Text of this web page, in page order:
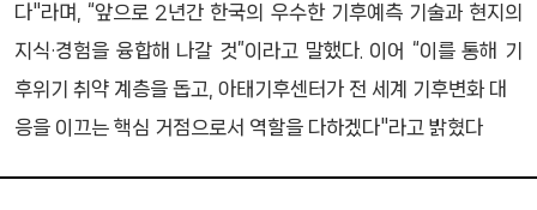
다"라며, “앞으로 2년간 한국의 우수한 기후예측 기술과 현지의
지식·경험을 융합해 나갈 것”이라고 말했다. 이어 “이를 통해 기
후위기 취약 계층을 돕고, 아태기후센터가 전 세계 기후변화 대
응을 이끄는 핵심 거점으로서 역할을 다하겠다"라고 밝혔다